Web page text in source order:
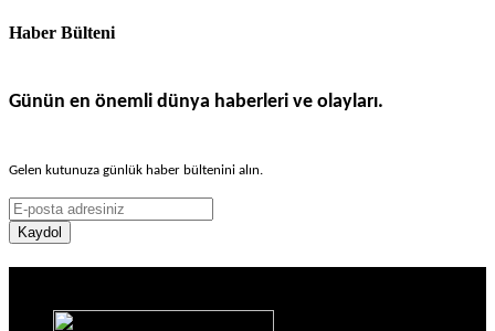
Haber Bülteni
Günün en önemli dünya haberleri ve olayları.
Gelen kutunuza günlük haber bültenini alın.
Kaydol